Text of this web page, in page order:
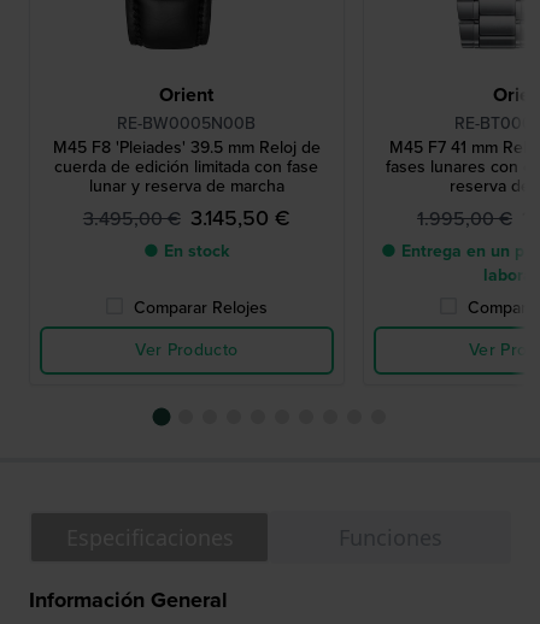
Orient
RE-BW0005N00B
M45 F8 'Pleiades' 39.5 mm Reloj de
cuerda de edición limitada con fase
lunar y reserva de marcha
3.495,00 € 3.145,50 €
● En stock
Comparar Relojes
Ver Producto
RE-
M45 F7 41 mm
fases lunares con
reserva de
1.995,00 €
● Entrega en un
Ver
Información General